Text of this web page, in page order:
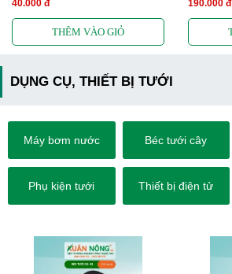
40.000 đ 190.000 đ
DỤNG CỤ, THIẾT BỊ TƯỚI
Máy bơm nước Béc tưới cây
Phụ kiện tưới Thiết bị điện tử